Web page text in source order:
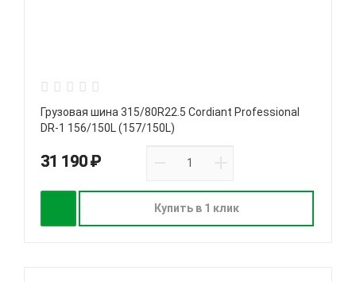
Грузовая шина 315/80R22.5 Cordiant Professional
DR-1 156/150L (157/150L)
31 190 ₽
Купить в 1 клик